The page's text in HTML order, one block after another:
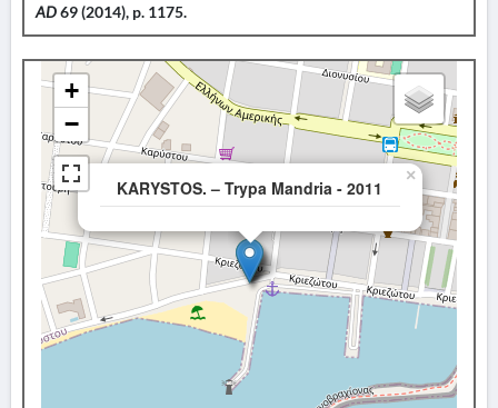
AD69 (2014), p. 1175.
KARYSTOS. – Trypa Mandria - 2011
×
+
−